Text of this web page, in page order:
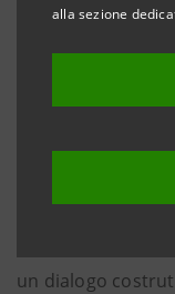
alla sezione
• Da un’indagine
un dialogo